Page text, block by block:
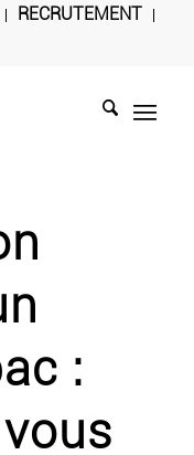
RECRUTEMENT
: